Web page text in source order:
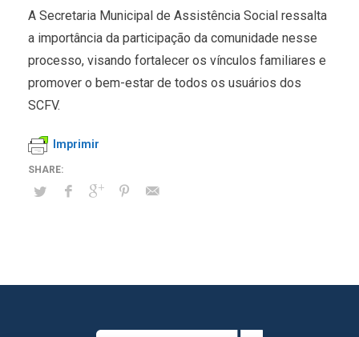
A Secretaria Municipal de Assistência Social ressalta
a importância da participação da comunidade nesse
processo, visando fortalecer os vínculos familiares e
promover o bem-estar de todos os usuários dos
SCFV.
Imprimir